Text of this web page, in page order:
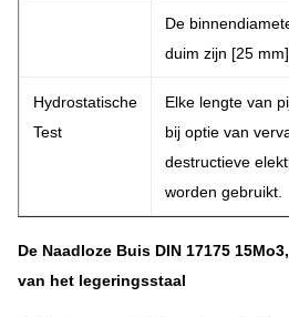
De
duim zijn [25 mm].
Hydrostatische
Test
Elke lengte van
bij optie van
destructieve
worden gebruikt.
De Naadloze Buis DIN 17175
van het legeringsstaal